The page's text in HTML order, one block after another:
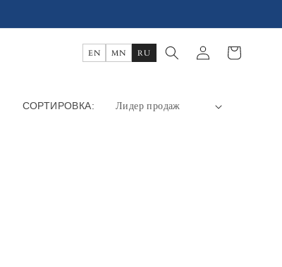
EN MN RU Войти Корзина
СОРТИРОВКА: